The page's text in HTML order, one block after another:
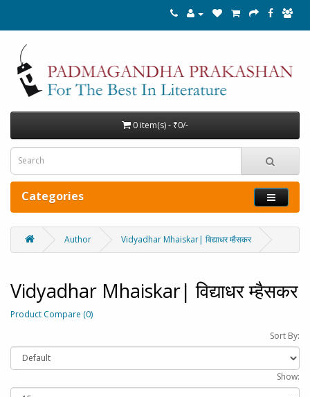
0 item(s) - ₹0/-
Categories
Author Vidyadhar Mhaiskar| विद्याधर म्हैसकर
Vidyadhar Mhaiskar| विद्याधर म्हैसकर
Product Compare (0)
Sort By:
Show: